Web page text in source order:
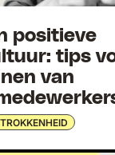
positieve
tips
van